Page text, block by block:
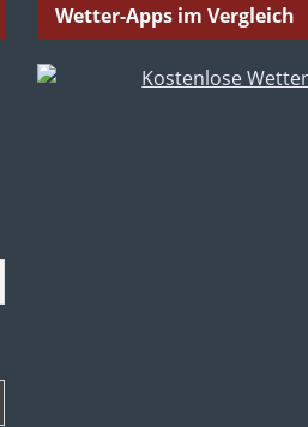
Wetter-Apps im Vergleich